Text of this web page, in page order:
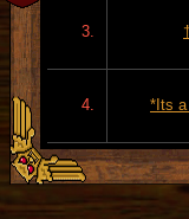
3.
4. *Its